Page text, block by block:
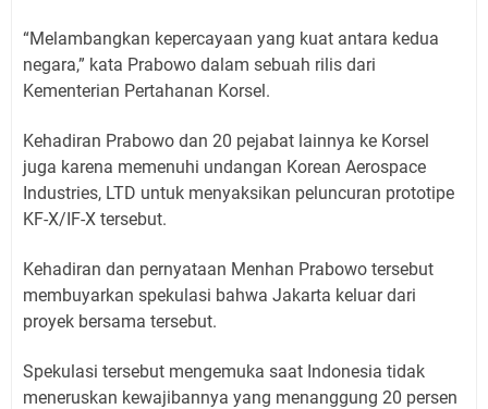
“Melambangkan kepercayaan yang kuat antara kedua
negara,” kata Prabowo dalam sebuah rilis dari
Kementerian Pertahanan Korsel.
Kehadiran Prabowo dan 20 pejabat lainnya ke Korsel
juga karena memenuhi undangan Korean Aerospace
Industries, LTD untuk menyaksikan peluncuran prototipe
KF-X/IF-X tersebut.
Kehadiran dan pernyataan Menhan Prabowo tersebut
membuyarkan spekulasi bahwa Jakarta keluar dari
proyek bersama tersebut.
Spekulasi tersebut mengemuka saat Indonesia tidak
meneruskan kewajibannya yang menanggung 20 persen